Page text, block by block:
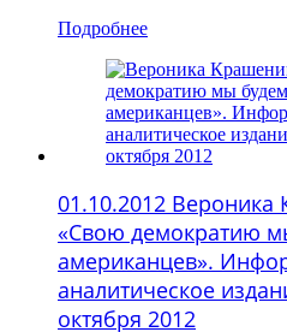
Подробнее
01.10.2012
«Свою демократию
американцев».
аналитическое
октября 2012